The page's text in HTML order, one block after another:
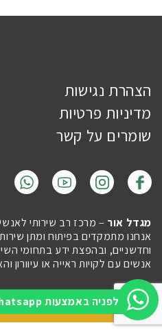
לפניה באמצעות Whatsapp
הצהרת נגישות
מדיניות פרטיות
שומרים על קשר
מגדל אור – מרכז רב שירותי
אנחנו מתמקדים בפיתוח ומתן
וחדשניים, ובהפצת ידע בתחומי
אנשים עם לקויות ראייה או עיוורון
Imaginet